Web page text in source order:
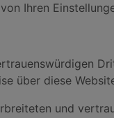
Ihren
über diese
und